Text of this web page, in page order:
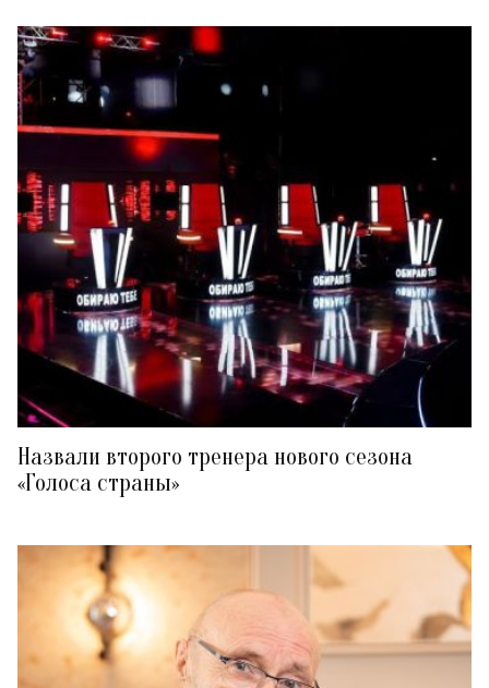
Назвали второго тренера нового сезона
«Голоса страны»